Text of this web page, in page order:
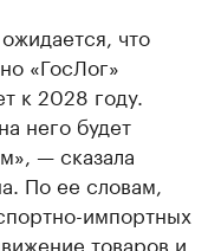
что
«ГосЛог»
к 2028 году.
него будет
— сказала
По ее словам,
импортных
товаров и